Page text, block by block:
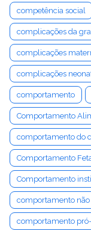
competência social
complicações da
complicações
complicações
comportamento
Comportamento
comportamento do
Comportamento
Comportamento
comportamento
comportamento